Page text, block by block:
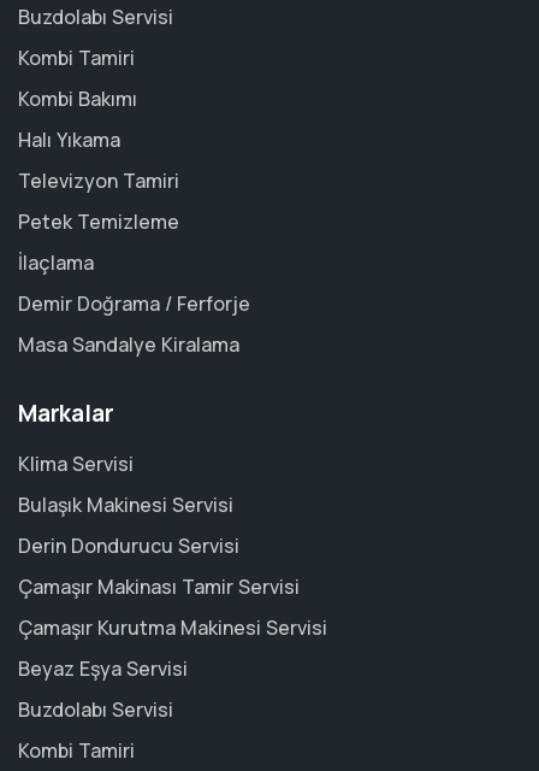
Buzdolabı Servisi
Kombi Tamiri
Kombi Bakımı
Halı Yıkama
Televizyon Tamiri
Petek Temizleme
İlaçlama
Demir Doğrama / Ferforje
Masa Sandalye Kiralama
Markalar
Klima Servisi
Bulaşık Makinesi Servisi
Derin Dondurucu Servisi
Çamaşır Makinası Tamir Servisi
Çamaşır Kurutma Makinesi Servisi
Beyaz Eşya Servisi
Buzdolabı Servisi
Kombi Tamiri